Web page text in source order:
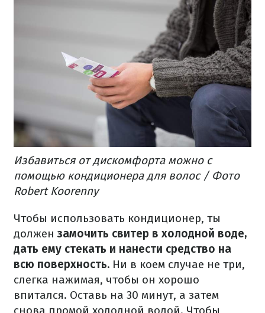
Избавиться от дискомфорта можно с
помощью кондиционера для волос / Фото
Robert Koorenny
Чтобы использовать кондиционер, ты
должензамочить свитер в холодной воде,
дать ему стекать и нанести средство на
всю поверхность. Ни в коем случае не три,
слегка нажимая, чтобы он хорошо
впитался. Оставь на 30 минут, а затем